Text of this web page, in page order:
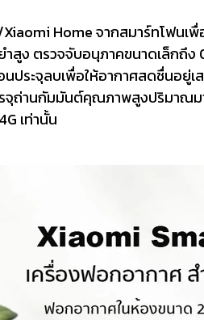
Home จากสมาร์ทโฟน
ำสูง ตรวจจับอนุภาคขนาดเล็กถึง
ประจุลบเพื่อให้อากาศสดชื่นอยู่เ
จุถ่านกัมมันต์คุณภาพสูงปริมาณ
เท่านั้น